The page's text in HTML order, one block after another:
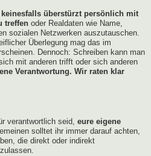
keinesfalls überstürzt persönlich mit
treffen oder Realdaten wie Name,
sozialen Netzwerken auszutauschen.
Überlegung mag das im
Dennoch: Schreiben kann man
mit anderen trifft oder sich anderen
Verantwortung. Wir raten klar
verantwortlich seid, eure eigene
solltet ihr immer darauf achten,
die direkt oder indirekt